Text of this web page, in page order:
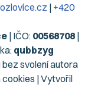
| +420
| IČO: 00568708|
qubbzyg
bez svolení autora
| Vytvořil